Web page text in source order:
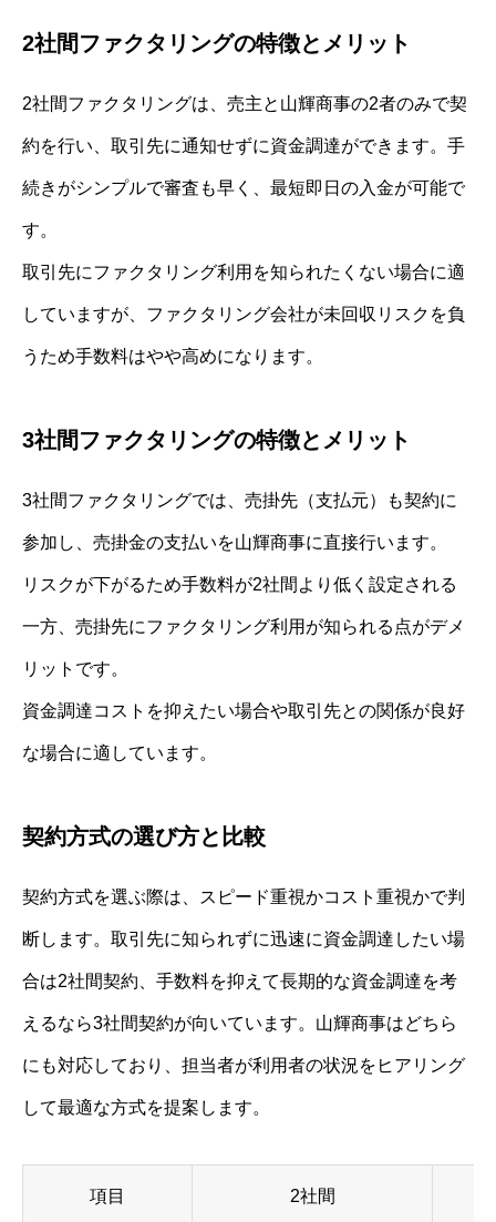
2社間ファクタリングの特徴とメリット
2社間ファクタリングは、売主と山輝商事の2者のみで契
約を行い、取引先に通知せずに資金調達ができます。手
続きがシンプルで審査も早く、最短即日の入金が可能で
す。
取引先にファクタリング利用を知られたくない場合に適
していますが、ファクタリング会社が未回収リスクを負
うため手数料はやや高めになります。
3社間ファクタリングの特徴とメリット
3社間ファクタリングでは、売掛先（支払元）も契約に
参加し、売掛金の支払いを山輝商事に直接行います。
リスクが下がるため手数料が2社間より低く設定される
一方、売掛先にファクタリング利用が知られる点がデメ
リットです。
資金調達コストを抑えたい場合や取引先との関係が良好
な場合に適しています。
契約方式の選び方と比較
契約方式を選ぶ際は、スピード重視かコスト重視かで判
断します。取引先に知られずに迅速に資金調達したい場
合は2社間契約、手数料を抑えて長期的な資金調達を考
えるなら3社間契約が向いています。山輝商事はどちら
にも対応しており、担当者が利用者の状況をヒアリング
して最適な方式を提案します。
項目 2社間